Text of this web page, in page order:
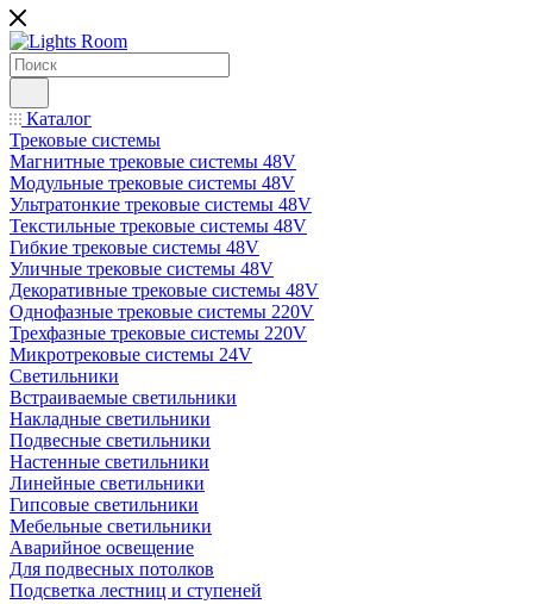
Каталог
Трековые системы
Магнитные трековые системы 48V
Модульные трековые системы 48V
Ультратонкие трековые системы 48V
Текстильные трековые системы 48V
Гибкие трековые системы 48V
Уличные трековые системы 48V
Декоративные трековые системы 48V
Однофазные трековые системы 220V
Трехфазные трековые системы 220V
Микротрековые системы 24V
Светильники
Встраиваемые светильники
Накладные светильники
Подвесные светильники
Настенные светильники
Линейные светильники
Гипсовые светильники
Мебельные светильники
Аварийное освещение
Для подвесных потолков
Подсветка лестниц и ступеней